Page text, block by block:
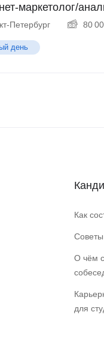
маркетолог/
Петербург 80
день
Как
О чём
для